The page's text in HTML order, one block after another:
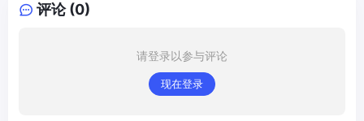
评论 (0)
请登录以参与评论
现在登录